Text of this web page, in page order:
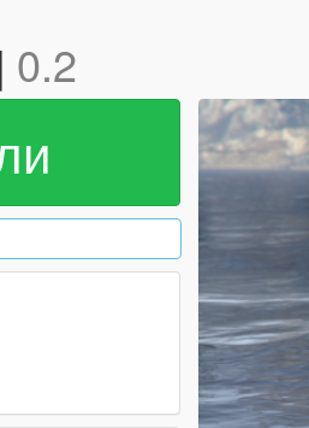
0.2